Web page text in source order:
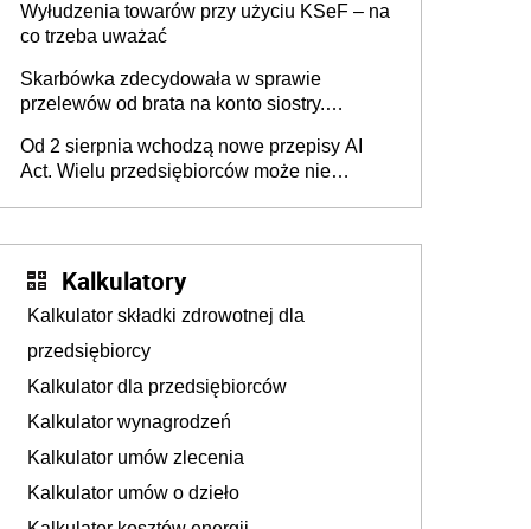
Wyłudzenia towarów przy użyciu KSeF – na
co trzeba uważać
Skarbówka zdecydowała w sprawie
przelewów od brata na konto siostry.
darowizna, ale podatku jednak nie będzie
Od 2 sierpnia wchodzą nowe przepisy AI
Act. Wielu przedsiębiorców może nie
Kalkulatory
Kalkulator składki zdrowotnej dla
przedsiębiorcy
Kalkulator dla przedsiębiorców
Kalkulator wynagrodzeń
Kalkulator umów zlecenia
Kalkulator umów o dzieło